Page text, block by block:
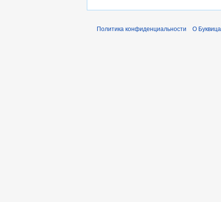
Политика конфиденциальности О Буквица